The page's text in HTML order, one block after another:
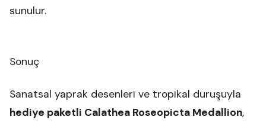
sunulur.
Sonuç
Sanatsal yaprak desenleri ve tropikal duruşuyla
hediye paketli Calathea Roseopicta Medallion,